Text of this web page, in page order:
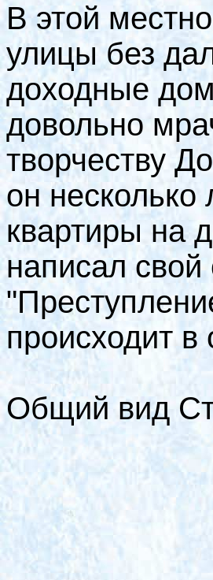
В этой
улицы без
доходные
довольно
творчеству
он несколько
квартиры на
написал
происходит в
Общий вид